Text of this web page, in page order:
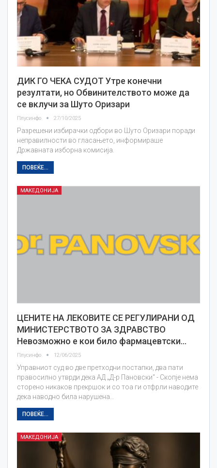
ДИК ГО ЧЕКА СУДОТ Утре конечни
резултати, но Обвинителството може да
се вклучи за Шуто Оризари
Плусинфо 27/10/2025
Разрешени избирачки одбори во Шуто Оризари поради
неправилности во гласањето, информираше
Државната изборна комисија.
ПОВЕЌЕ...
МАКЕДОНИЈА
ЦЕНИТЕ НА ЛЕКОВИТЕ СЕ РЕГУЛИРАНИ ОД
МИНИСТЕРСТВОТО ЗА ЗДРАВСТВО
Невозможно е кои било фармацевтски…
Плусинфо 12/06/2025
Управниот суд во две претходни постапки, два пати
правосилно утврди дека АД „Д-р Пановски“ - Скопје нема
сторено никаков прекршок и со тоа ги отфрли наводите
дека наводно била нарушена…
ПОВЕЌЕ...
МАКЕДОНИЈА